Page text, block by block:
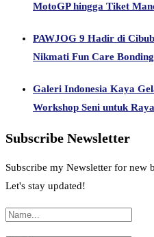
MotoGP hingga Tiket
PAWJOG 9 Hadir di
Nikmati Fun Care Bonding
Galeri Indonesia Kaya
Workshop Seni untuk
Subscribe Newsletter
Subscribe my Newsletter for new
Let's stay updated!